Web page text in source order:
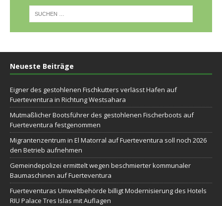
Neueste Beiträge
Eigner des gestohlenen Fischkutters verlässt Hafen auf
Fuerteventura in Richtung Westsahara
Mutmaßlicher Bootsführer des gestohlenen Fischerboots auf
Fuerteventura festgenommen
Migrantenzentrum in El Matorral auf Fuerteventura soll noch 2026
den Betrieb aufnehmen
Gemeindepolizei ermittelt wegen beschmierter kommunaler
Baumaschinen auf Fuerteventura
Fuerteventuras Umweltbehörde billigt Modernisierung des Hotels
RIU Palace Tres Islas mit Auflagen